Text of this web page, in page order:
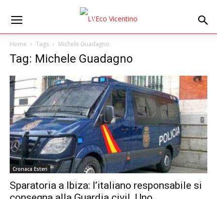
Home Tags Michele Guadagno
Tag: Michele Guadagno
Cronaca Esteri
Sparatoria a Ibiza: l’italiano responsabile si